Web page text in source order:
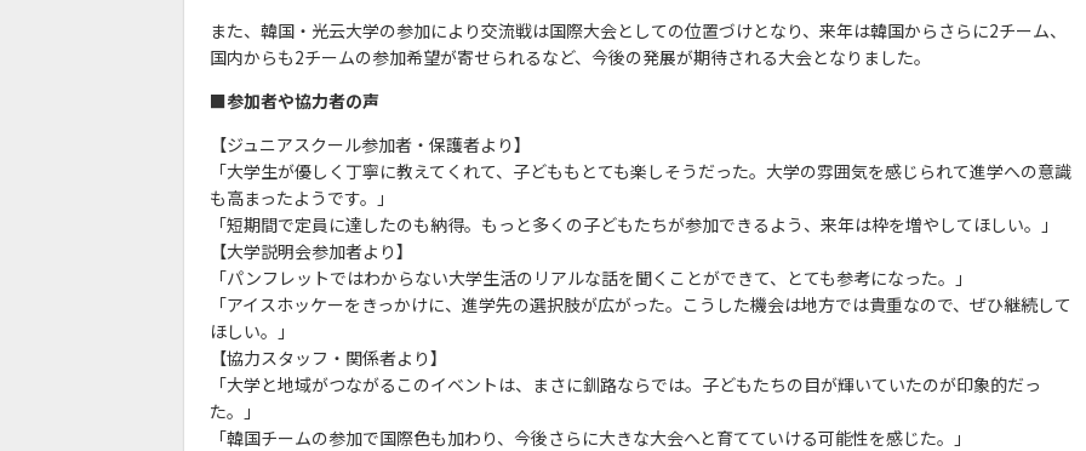
また、韓国・光云大学の参加により交流戦は国際大会としての位置づけとなり、来年は韓国からさらに2チーム、
国内からも2チームの参加希望が寄せられるなど、今後の発展が期待される大会となりました。
■参加者や協力者の声
【ジュニアスクール参加者・保護者より】
「大学生が優しく丁寧に教えてくれて、子どももとても楽しそうだった。大学の雰囲気を感じられて進学への意識
も高まったようです。」
「短期間で定員に達したのも納得。もっと多くの子どもたちが参加できるよう、来年は枠を増やしてほしい。」
【大学説明会参加者より】
「パンフレットではわからない大学生活のリアルな話を聞くことができて、とても参考になった。」
「アイスホッケーをきっかけに、進学先の選択肢が広がった。こうした機会は地方では貴重なので、ぜひ継続して
ほしい。」
【協力スタッフ・関係者より】
「大学と地域がつながるこのイベントは、まさに釧路ならでは。子どもたちの目が輝いていたのが印象的だっ
た。」
「韓国チームの参加で国際色も加わり、今後さらに大きな大会へと育てていける可能性を感じた。」